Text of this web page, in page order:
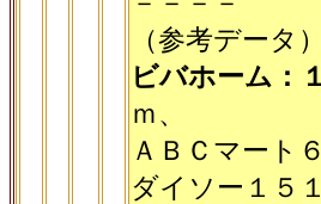
（参考データ
ビバホーム：
ｍ、
ＡＢＣマート
ダイソー１５